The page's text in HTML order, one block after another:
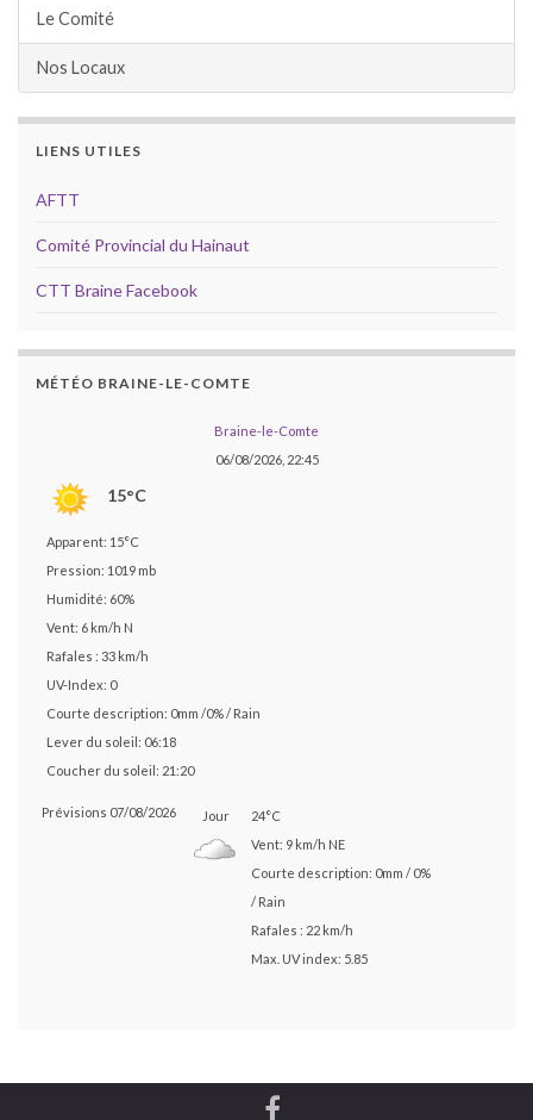
Le Comité
Nos Locaux
LIENS UTILES
AFTT
Comité Provincial du Hainaut
CTT Braine Facebook
MÉTÉO BRAINE-LE-COMTE
Braine-le-Comte
06/08/2026, 22:45
15°C
Apparent: 15°C
Pression: 1019 mb
Humidité: 60%
Vent: 6 km/h N
Rafales : 33 km/h
UV-Index: 0
Courte description: 0mm /0%/ Rain
Lever du soleil: 06:18
Coucher du soleil: 21:20
Prévisions 07/08/2026 Jour
24°C
Vent: 9 km/h NE
Courte description: 0mm / 0%
/ Rain
Rafales : 22 km/h
Max. UV index: 5.85